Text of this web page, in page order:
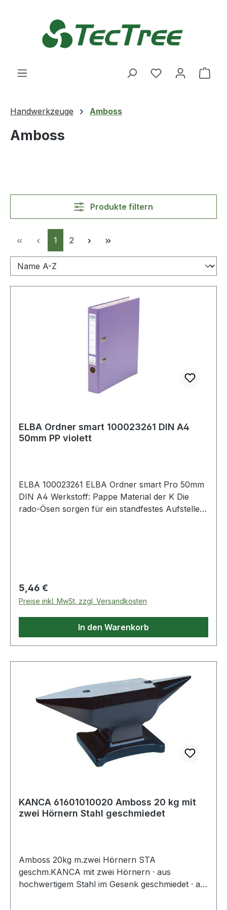
Du hast 0
Handwerkzeuge Amboss
Amboss
Produkte filtern
Seite
1 Seite
2
ELBA Ordner smart 100023261 DIN A4
50mm PP violett
ELBA 100023261 ELBA Ordner smart Pro 50mm
DIN A4 Werkstoff: Pappe Material der K Die
rado-Ösen sorgen für ein standfestes Aufstellen
Regulärer Preis:
5,46 €
Preise inkl. MwSt. zzgl. Versandkosten
In den Warenkorb
KANCA 61601010020 Amboss 20 kg mit
zwei Hörnern Stahl geschmiedet
Amboss 20kg m.zwei Hörnern STA
geschm.KANCA mit zwei Hörnern · aus
hochwertigem Stahl im Gesenk geschmiedet · ab